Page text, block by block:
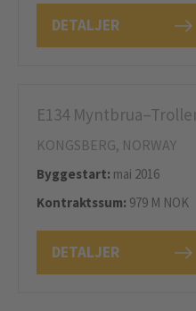
DETALJER
DETALJER
E134
KONGSBERG, NORWAY
Byggestart: mai 2016
Kontraktssum: 979 M NOK